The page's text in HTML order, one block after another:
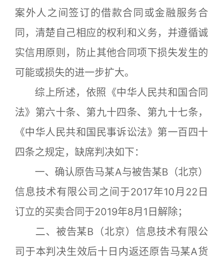
案外人之间签订的借款合同或金融服务合
同，清楚自己相应的权利和义务，并遵循诚
实信用原则，防止其他合同项下损失发生的
可能或损失的进一步扩大。
综上所述，依照《中华人民共和国合同
法》第六十条、第九十四条、第九十七条，
《中华人民共和国民事诉讼法》第一百四十
四条之规定，缺席判决如下：
一、确认原告马某A与被告某B（北京）
信息技术有限公司之间于2017年10月22日
订立的买卖合同于2019年8月1日解除；
二、被告某B（北京）信息技术有限公
司于本判决生效后十日内返还原告马某A货